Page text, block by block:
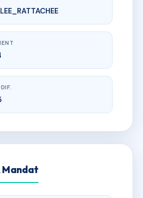
AC6857353
LE CASTEL II
21-23 rue de Marbach 68420
PRES COLMAR
Mandat